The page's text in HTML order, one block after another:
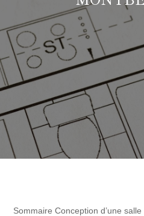
Sommaire Conception d’une